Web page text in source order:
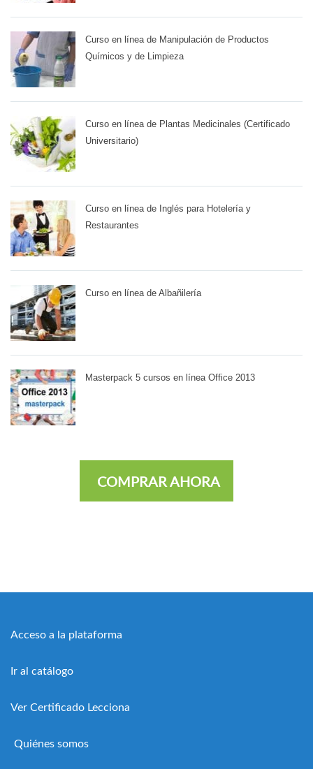
Curso en línea de Manipulación de Productos
Químicos y de Limpieza
Curso en línea de Plantas Medicinales (Certificado
Universitario)
Curso en línea de Inglés para Hotelería y
Restaurantes
Curso en línea de Albañilería
Masterpack 5 cursos en línea Office 2013
COMPRAR AHORA
Acceso a la plataforma
Ir al catálogo
Ver Certificado Lecciona
Quiénes somos